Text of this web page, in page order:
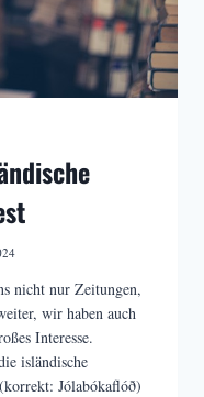
nicht nur Zeitungen,
wir haben auch
Interesse.
isländische
Jólabókaflóð)